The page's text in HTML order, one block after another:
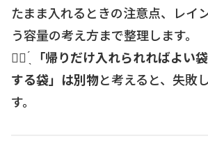
たまま入れるときの注意点、レイ
う容量の考え方まで整理します。
☝🏻 ̖́ 「帰りだけ入れられればよい
する袋」は別物と考えると、失敗
す。